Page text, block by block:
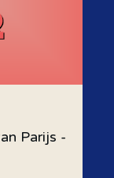
Parijs -